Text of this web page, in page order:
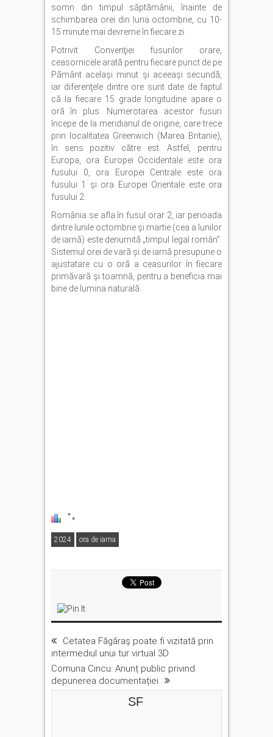
somn din timpul săptămânii, înainte de
schimbarea orei din luna octombrie, cu 10-
15 minute mai devreme în fiecare zi.
Potrivit Convenţiei fusurilor orare,
ceasornicele arată pentru fiecare punct de pe
Pământ acelaşi minut şi aceeaşi secundă,
iar diferenţele dintre ore sunt date de faptul
că la fiecare 15 grade longitudine apare o
oră în plus. Numerotarea acestor fusuri
începe de la meridianul de origine, care trece
prin localitatea Greenwich (Marea Britanie),
în sens pozitiv către est. Astfel, pentru
Europa, ora Europei Occidentale este ora
fusului 0, ora Europei Centrale este ora
fusului 1 şi ora Europei Orientale este ora
fusului 2.
România se afla în fusul orar 2, iar perioada
dintre lunile octombrie şi martie (cea a lunilor
de iarnă) este denumită „timpul legal român”.
Sistemul orei de vară şi de iarnă presupune o
ajustatare cu o oră a ceasurilor în fiecare
primăvară şi toamnă, pentru a beneficia mai
bine de lumina naturală.
2024 ora de iarna
Cetatea Făgăraş poate fi vizitată prin
intermediul unui tur virtual 3D
Comuna Cincu: Anunț public privind
depunerea documentației
SF